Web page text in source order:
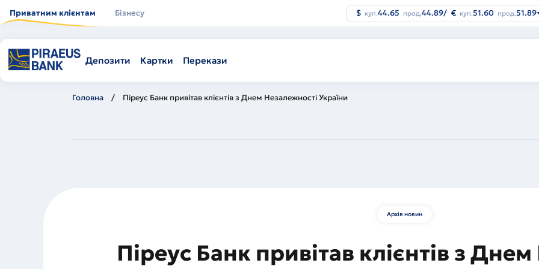
основного
Приватним клієнтам Бізнесу
Депозити Картки Перекази
$ куп.44.65 прод.44.89/ € куп.51.60 прод.51.89
Головна Піреус Банк привітав клієнтів з Днем Незалежності України
Архів новин
Піреус Банк привітав клієнтів з